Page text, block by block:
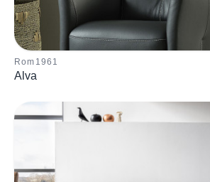
Rom1961
Alva